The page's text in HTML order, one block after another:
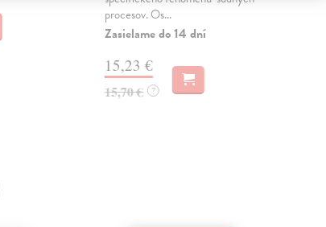
procesov. Os...
Zasielame do 14 dní
15,23 €
15,70 € ?